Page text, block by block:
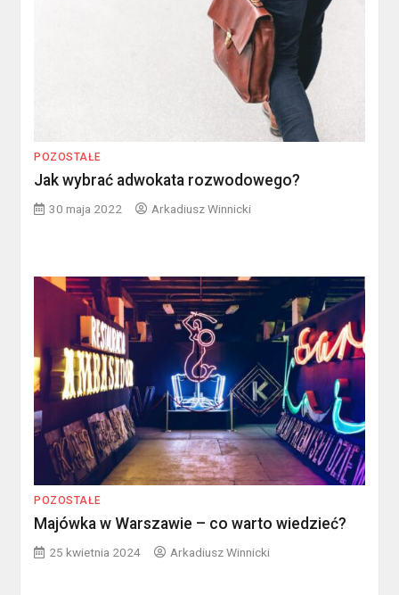
POZOSTAŁE
Jak wybrać adwokata rozwodowego?
30 maja 2022 Arkadiusz Winnicki
POZOSTAŁE
Majówka w Warszawie – co warto wiedzieć?
25 kwietnia 2024 Arkadiusz Winnicki